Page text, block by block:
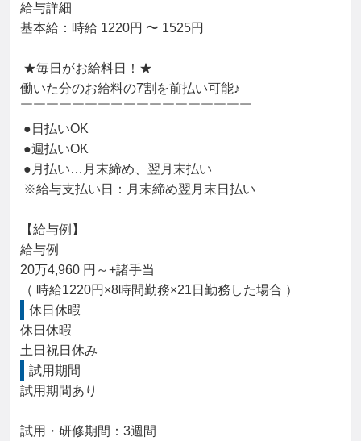
給与詳細
基本給：時給 1220円 〜 1525円
働いた分のお給料の7割を前払い可能♪
￣￣￣￣￣￣￣￣￣￣￣￣￣￣￣￣￣￣
【給与例】
給与例
20万4,960 円～+諸手当
（ 時給1220円×8時間勤務×21日勤務した場合 ）
休日休暇
休日休暇
土日祝日休み
試用期間
試用期間あり
試用・研修期間：3週間